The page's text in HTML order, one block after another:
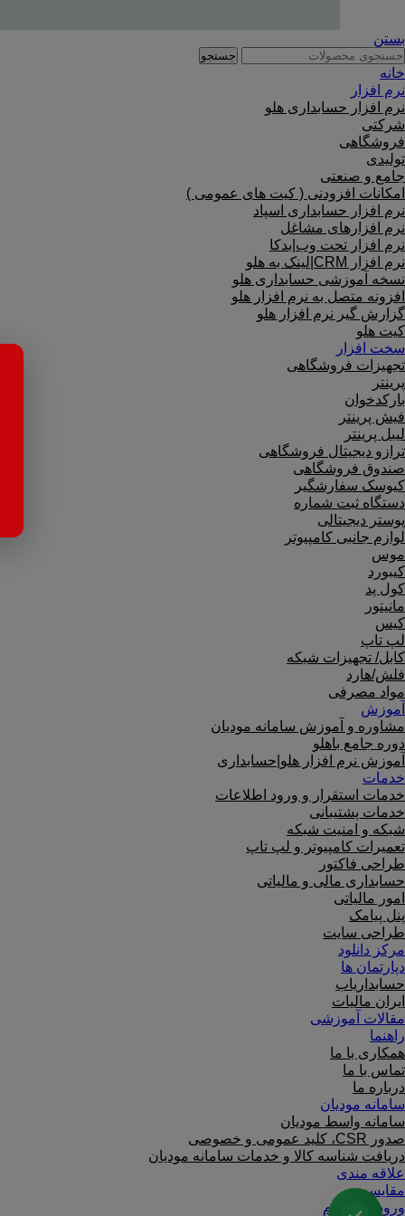
بستن
جستجو
خانه
نرم افزار
نرم افزار حسابداری هلو
شرکتی
فروشگاهی
تولیدی
جامع و صنعتی
امکانات افزودنی ( کیت های عمومی )
نرم افزار حسابداری اسپاد
نرم افزارهای مشاغل
نرم افزار تحت وب|بدکا
نرم افزار CRM|لینک به هلو
نسخه آموزشی حسابداری هلو
افزونه متصل به نرم افزار هلو
گزارش گیر نرم افزار هلو
کیت هلو
سخت افزار
تجهیزات فروشگاهی
پرینتر
بارکدخوان
فیش پرینتر
لیبل پرینتر
ترازو دیجیتال فروشگاهی
صندوق فروشگاهی
کیوسک سفارشگیر
دستگاه ثبت شماره
پوستر دیجیتالی
لوازم جانبی کامپیوتر
موس
کیبورد
کول پد
مانیتور
کیس
لپ تاپ
کابل/ تجهیزات شبکه
فلش/هارد
مواد مصرفی
آموزش
مشاوره و آموزش سامانه مودیان
دوره جامع باهلو
آموزش نرم افزار هلو|حسابداری
خدمات
خدمات استقرار و ورود اطلاعات
خدمات پشتیبانی
شبکه و امنیت شبکه
تعمیرات کامپیوتر و لپ تاپ
طراحی فاکتور
حسابداری مالی و مالیاتی
امور مالیاتی
پنل پیامک
طراحی سایت
مرکز دانلود
دپارتمان ها
حسابداریاب
ایران مالیات
مقالات آموزشی
راهنما
همکاری با ما
تماس با ما
درباره ما
سامانه مودیان
سامانه واسط مودیان
صدور CSR، کلید عمومی و خصوصی
دریافت شناسه کالا و خدمات سامانه مودیان
علاقه مندی
مقایسه
ورود / ثبت نام